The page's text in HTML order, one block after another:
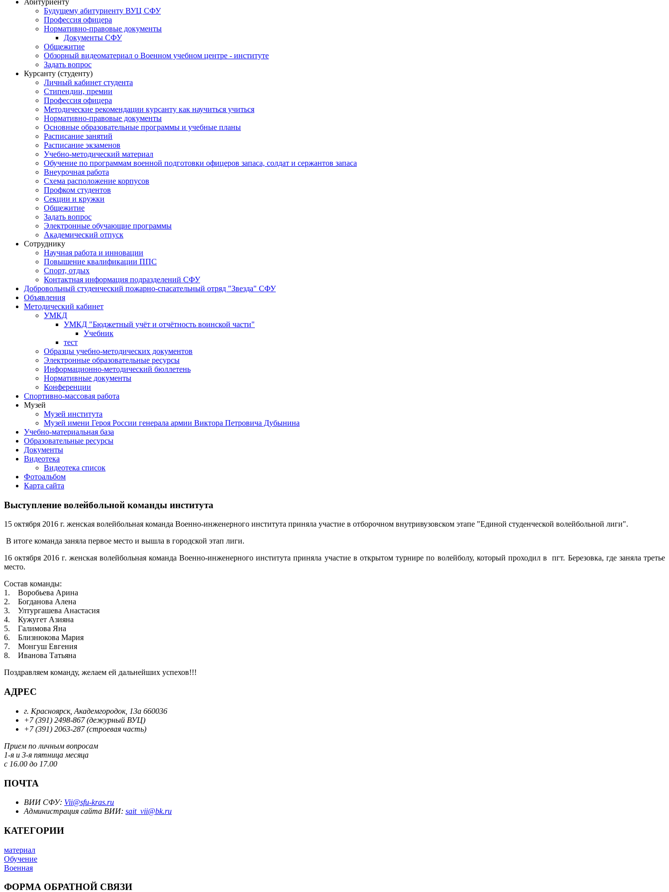
Абитуриенту
Будущему абитуриенту ВУЦ СФУ
Профессия офицера
Нормативно-правовые документы
Документы СФУ
Общежитие
Обзорный видеоматериал о Военном учебном центре - институте
Задать вопрос
Курсанту (студенту)
Личный кабинет студента
Стипендии, премии
Профессия офицера
Методические рекомендации курсанту как научиться учиться
Нормативно-правовые документы
Основные образовательные программы и учебные планы
Расписание занятий
Расписание экзаменов
Учебно-методический материал
Обучение по программам военной подготовки офицеров запаса, солдат и сержантов запаса
Внеурочная работа
Схема расположение корпусов
Профком студентов
Секции и кружки
Общежитие
Задать вопрос
Электронные обучающие программы
Академический отпуск
Сотруднику
Научная работа и инновации
Повышение квалификации ППС
Спорт, отдых
Контактная информация подразделений СФУ
Добровольный студенческий пожарно-спасательный отряд "Звезда" СФУ
Объявления
Методический кабинет
УМКД
УМКД "Бюджетный учёт и отчётность воинской части"
Учебник
тест
Образцы учебно-методических документов
Электронные образовательные ресурсы
Информационно-методический бюллетень
Нормативные документы
Конференции
Спортивно-массовая работа
Музей
Музей института
Музей имени Героя России генерала армии Виктора Петровича Дубынина
Учебно-материальная база
Образовательные ресурсы
Документы
Видеотека
Видеотека список
Фотоальбом
Карта сайта
Выступление волейбольной команды института
15 октября 2016 г. женская волейбольная команда Военно-инженерного института приняла участие в отборочном внутривузовском этапе "Единой студенческой волейбольной лиги".
В итоге команда заняла первое место и вышла в городской этап лиги.
16 октября 2016 г. женская волейбольная команда Военно-инженерного института приняла участие в открытом турнире по волейболу, который проходил в пгт. Березовка, где заняла третье
место.
Состав команды:
1. Воробьева Арина
2. Богданова Алена
3. Ултургашева Анастасия
4. Кужугет Азияна
5. Галимова Яна
6. Близнюкова Мария
7. Монгуш Евгения
8. Иванова Татьяна
Поздравляем команду, желаем ей дальнейших успехов!!!
АДРЕС
г. Красноярск, Академгородок, 13а 660036
+7 (391) 2498-867 (дежурный ВУЦ)
+7 (391) 2063-287 (строевая часть)
Прием по личным вопросам
1-я и 3-я пятница месяца
с 16.00 до 17.00
ПОЧТА
ВИИ СФУ: Vii@sfu-kras.ru
Администрация сайта ВИИ: sait_vii@bk.ru
КАТЕГОРИИ
материал
Обучение
Военная
ФОРМА ОБРАТНОЙ СВЯЗИ